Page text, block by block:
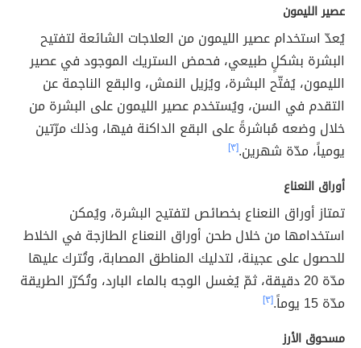
عصير الليمون
يُعدّ استخدام عصير الليمون من العلاجات الشائعة لتفتيح
البشرة بشكلٍ طبيعي، فحمض الستريك الموجود في عصير
الليمون، يُفتّح البشرة، ويُزيل النمش، والبقع الناجمة عن
التقدم في السن، ويُستخدم عصير الليمون على البشرة من
خلال وضعه مُباشرةً على البقع الداكنة فيها، وذلك مرّتين
يومياً، مدّة شهرين.[٣]
أوراق النعناع
تمتاز أوراق النعناع بخصائص لتفتيح البشرة، ويُمكن
استخدامها من خلال طحن أوراق النعناع الطازجة في الخلاط
للحصول على عجينة، لتدليك المناطق المصابة، وتُترك عليها
مدّة 20 دقيقة، ثمّ يُغسل الوجه بالماء البارد، وتُكرّر الطريقة
مدّة 15 يوماً.
[٣]
مسحوق الأرز